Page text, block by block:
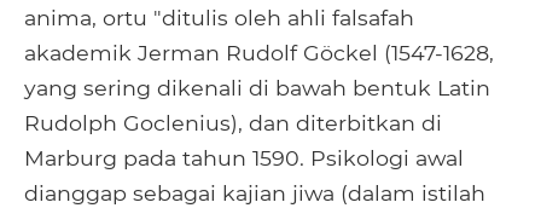
anima, ortu "ditulis oleh ahli falsafah
akademik Jerman Rudolf Göckel (1547-1628,
yang sering dikenali di bawah bentuk Latin
Rudolph Goclenius), dan diterbitkan di
Marburg pada tahun 1590. Psikologi awal
dianggap sebagai kajian jiwa (dalam istilah